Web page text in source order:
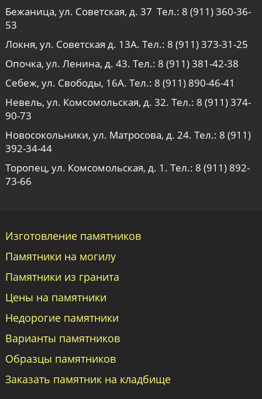
Бежаница, ул. Советская, д. 37 Тел.: 8 (911) 360-36-
53
Локня, ул. Советская д. 13А. Тел.: 8 (911) 373-31-25
Опочка, ул. Ленина, д. 43. Тел.: 8 (911) 381-42-38
Себеж, ул. Свободы, 16А. Тел.: 8 (911) 890-46-41
Невель, ул. Комсомольская, д. 32. Тел.: 8 (911) 374-
90-73
Новосокольники, ул. Матросова, д. 24. Тел.: 8 (911)
392-34-44
Торопец, ул. Комсомольская, д. 1. Тел.: 8 (911) 892-
73-66
Изготовление памятников
Памятники на могилу
Памятники из гранита
Цены на памятники
Недорогие памятники
Варианты памятников
Образцы памятников
Заказать памятник на кладбище